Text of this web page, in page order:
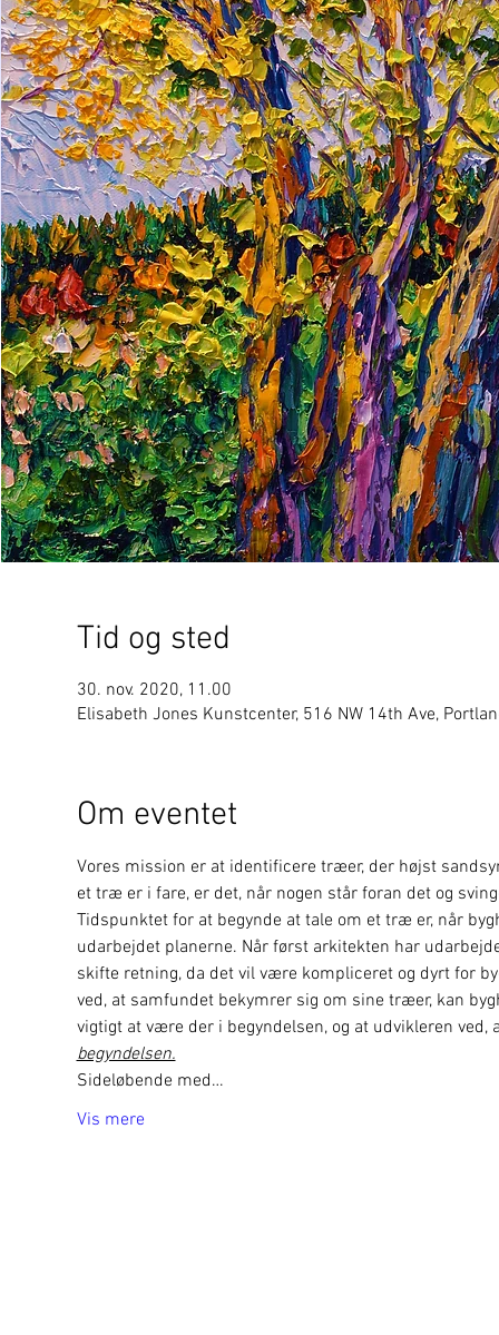
Tid og sted
30. nov. 2020, 11.00
Elisabeth Jones Kunstcenter, 516 NW 14th Ave,
Om eventet
Vores mission er at identificere træer, der højst
et træ er i fare, er det, når nogen står foran det og
Tidspunktet for at begynde at tale om et træ er, når
udarbejdet planerne. Når først arkitekten har
skifte retning, da det vil være kompliceret og dyrt for
ved, at samfundet bekymrer sig om sine træer, kan
vigtigt at være der i begyndelsen, og at udvikleren
begyndelsen.
Sideløbende med…
Vis mere